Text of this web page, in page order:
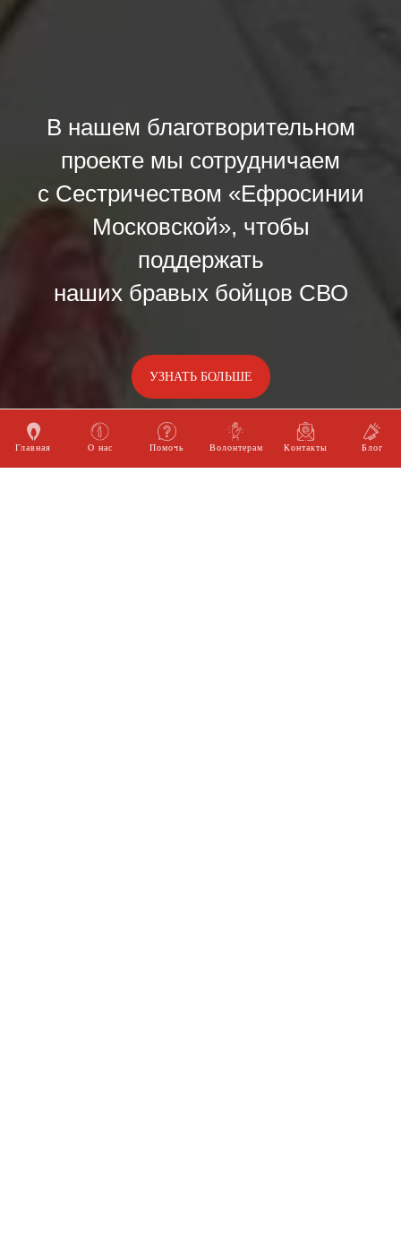
Главная О нас Помочь Волонтерам Контакты Блог
В нашем благотворительном
проекте мы сотрудничаем
с Сестричеством «Ефросинии
Московской», чтобы
поддержать
наших бравых бойцов СВО
УЗНАТЬ БОЛЬШЕ